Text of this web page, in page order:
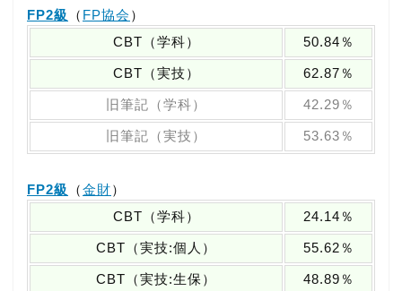
FP2級 （ FP協会 ）
CBT（学科）
50.84％
CBT（実技） 62.87％
旧筆記（学科） 42.29％
旧筆記（実技） 53.63％
FP2級 （金財）
CBT（学科）
24.14％
CBT（実技:個人） 55.62％
CBT（実技:生保） 48.89％